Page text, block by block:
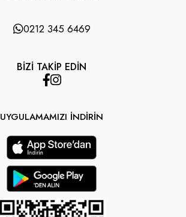
0212 345 6469
BİZİ TAKİP EDİN
UYGULAMAMIZI İNDİRİN